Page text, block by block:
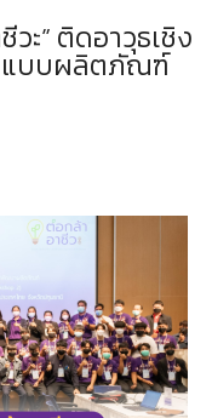
ะ” ติดอาวุธเชิง
แบบผลิตภัณฑ์